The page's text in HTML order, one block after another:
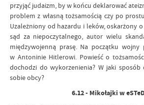
przyjąć judaizm, by w końcu deklarować
problem z własną tożsamością czy po
Uzależniony od hazardu i leków, oskarżony
sąd za niepoczytalnego, autor wielu
międzywojenną prasę. Na początku wojny
w Antoninie Hitlerowi. Powieść o
dochodzi do wykorzenienia? W jaki sposób
sobie obcy?
6.12 - Mikołajki w